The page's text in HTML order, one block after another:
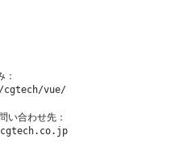
：
cgtech/vue/
い合わせ先：